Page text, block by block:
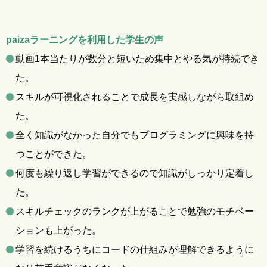
paizaラーニングを利用した学生の声
動画1本当たりが数分と短いため集中とやる気が持続でき
た。
スキルが可視化されることで成長を実感しながら取組め
た。
全く知識がなかった自分でもプログラミングに興味を持
つことができた。
何度も繰り返し学習ができるので知識がしっかり定着し
た。
スキルチェックのランクが上がることで勉強のモチベー
ションも上がった。
学習を続けるうちにコードの仕組みが理解できるように